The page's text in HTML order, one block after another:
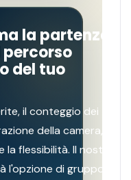
la partenza,
del tuo
il conteggio dei
della camera, le
flessibilità. Il nostro
l'opzione di gruppo più